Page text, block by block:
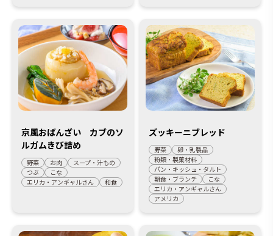
京風おばんざい カブのソ
ルガムきび詰め
野菜 お肉
スープ・汁もの
つぶ
こな
エリカ・アンギャルさん
和食
ズッキーニブレッド
野菜
卵・乳製品
粉類・製菓材料
パン・キッシュ・タルト
朝食・ブランチ
こな
エリカ・アンギャルさん
アメリカ